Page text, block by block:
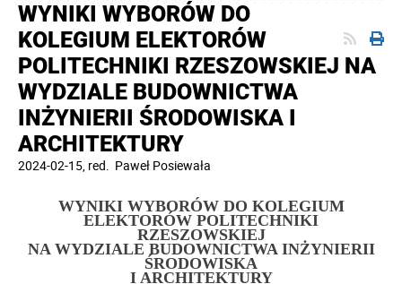
WYNIKI WYBORÓW DO
KOLEGIUM ELEKTORÓW
POLITECHNIKI RZESZOWSKIEJ NA
WYDZIALE BUDOWNICTWA
INŻYNIERII ŚRODOWISKA I
ARCHITEKTURY
2024-02-15, red. Paweł Posiewała
WYNIKI WYBORÓW DO KOLEGIUM
ELEKTORÓW POLITECHNIKI
RZESZOWSKIEJ
NA WYDZIALE BUDOWNICTWA INŻYNIERII
ŚRODOWISKA
I ARCHITEKTURY